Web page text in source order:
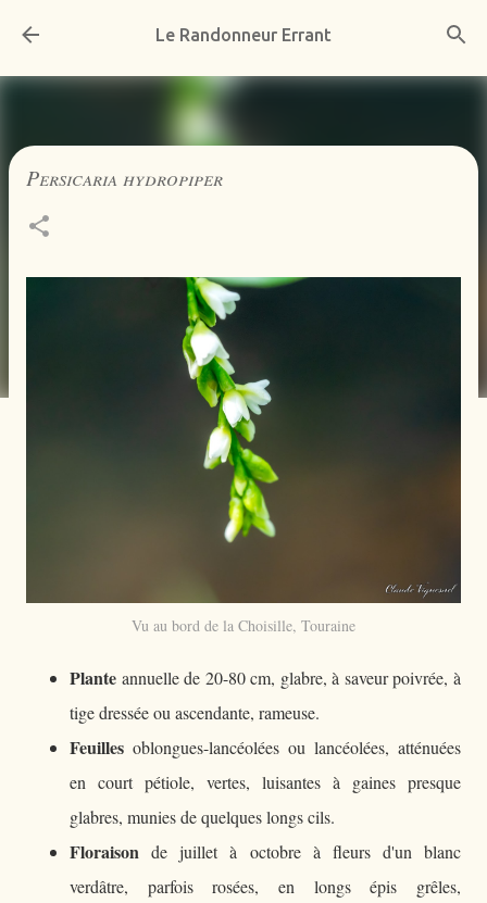
Accéder au contenu principal
Le Randonneur Errant
Persicaria hydropiper
Vu au bord de la Choisille, Touraine
Plante annuelle de 20-80 cm, glabre, à saveur poivrée, à
tige dressée ou ascendante, rameuse.
Feuilles oblongues-lancéolées ou lancéolées, atténuées
en court pétiole, vertes, luisantes à gaines presque
glabres, munies de quelques longs cils.
Floraison de juillet à octobre à fleurs d'un blanc
verdâtre, parfois rosées, en longs épis grêles,